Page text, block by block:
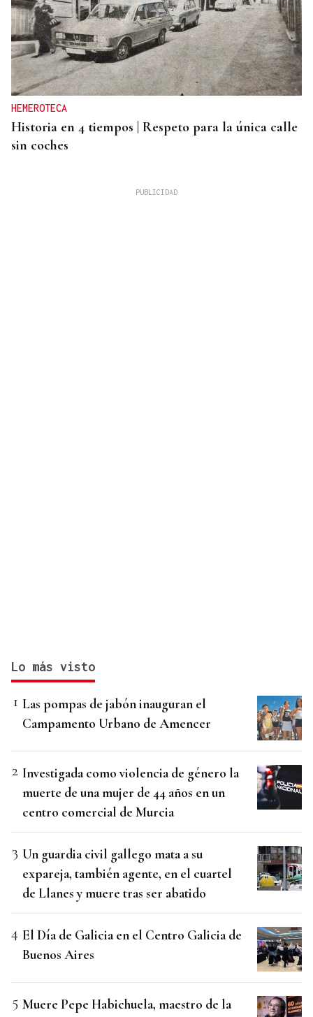
HEMEROTECA
Historia en 4 tiempos | Respeto para la única calle
sin coches
Lo más visto
Las pompas de jabón inauguran el
Campamento Urbano de Amencer
Investigada como violencia de género la
muerte de una mujer de 44 años en un
centro comercial de Murcia
Un guardia civil gallego mata a su
expareja, también agente, en el cuartel
de Llanes y muere tras ser abatido
El Día de Galicia en el Centro Galicia de
Buenos Aires
Muere Pepe Habichuela, maestro de la